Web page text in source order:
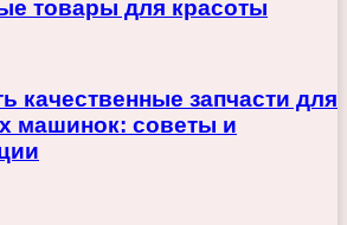
товары для красоты
качественные запчасти для
машинок: советы и